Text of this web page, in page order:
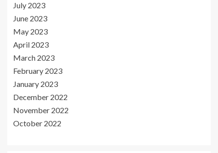
July 2023
June 2023
May 2023
April 2023
March 2023
February 2023
January 2023
December 2022
November 2022
October 2022